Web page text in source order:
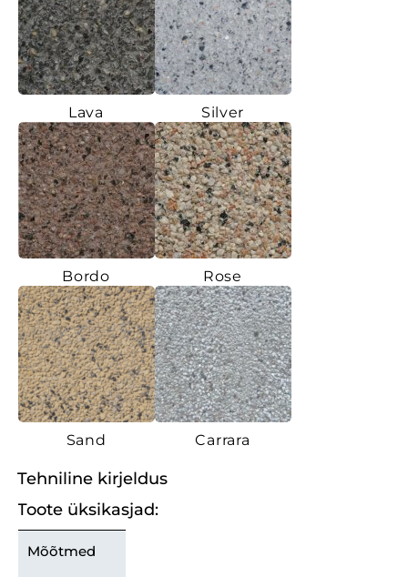
Lava Silver
Bordo Rose
Sand Carrara
Tehniline kirjeldus
Toote üksikasjad:
Mõõtmed